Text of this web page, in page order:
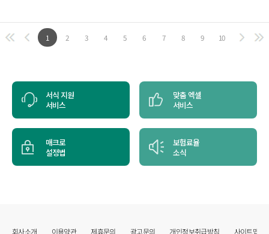
1 2 3 4 5 6 7 8 9 10
서식 지원
서비스
맞춤 엑셀
서비스
매크로
설정법
보험료율
소식
회사소개 이용약관 제휴문의 광고문의 개인정보취급방침 사이트맵